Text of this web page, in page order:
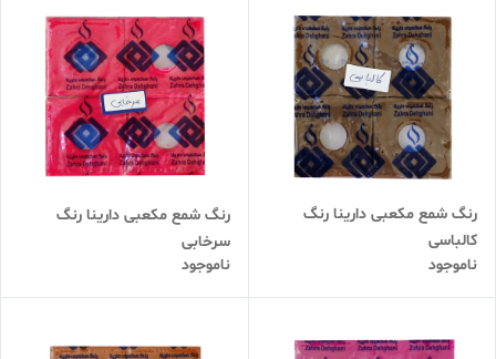
رنگ شمع مکعبی دارینا رنگ
کالباسی
ناموجود
رنگ شمع مکعبی دارینا رنگ
سرخابی
ناموجود